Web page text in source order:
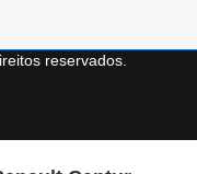
reservados.